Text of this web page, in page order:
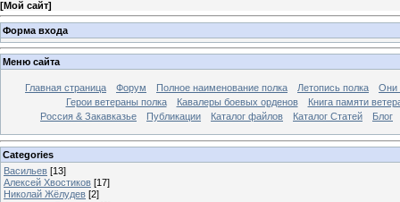
[Мой сайт]
Форма входа
Меню сайта
Главная страница Форум Полное наименование полка Летопись полка
Они
Герои ветераны полка
Кавалеры боевых орденов
Книга памяти
Россия & Закавказье
Публикации Каталог файлов Каталог Cтатей Блог
Categories
Васильев [13]
Алексей Хвостиков [17]
Николай Жёлудев [2]